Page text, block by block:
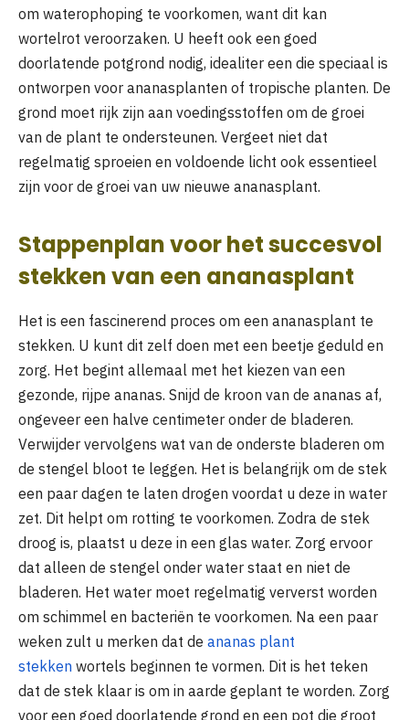
om waterophoping te voorkomen, want dit kan
wortelrot veroorzaken. U heeft ook een goed
doorlatende potgrond nodig, idealiter een die speciaal is
ontworpen voor ananasplanten of tropische planten. De
grond moet rijk zijn aan voedingsstoffen om de groei
van de plant te ondersteunen. Vergeet niet dat
regelmatig sproeien en voldoende licht ook essentieel
zijn voor de groei van uw nieuwe ananasplant.
Stappenplan voor het succesvol
stekken van een ananasplant
Het is een fascinerend proces om een ananasplant te
stekken. U kunt dit zelf doen met een beetje geduld en
zorg. Het begint allemaal met het kiezen van een
gezonde, rijpe ananas. Snijd de kroon van de ananas af,
ongeveer een halve centimeter onder de bladeren.
Verwijder vervolgens wat van de onderste bladeren om
de stengel bloot te leggen. Het is belangrijk om de stek
een paar dagen te laten drogen voordat u deze in water
zet. Dit helpt om rotting te voorkomen. Zodra de stek
droog is, plaatst u deze in een glas water. Zorg ervoor
dat alleen de stengel onder water staat en niet de
bladeren. Het water moet regelmatig ververst worden
om schimmel en bacteriën te voorkomen. Na een paar
weken zult u merken dat de ananas plant
stekken wortels beginnen te vormen. Dit is het teken
dat de stek klaar is om in aarde geplant te worden. Zorg
voor een goed doorlatende grond en een pot die groot